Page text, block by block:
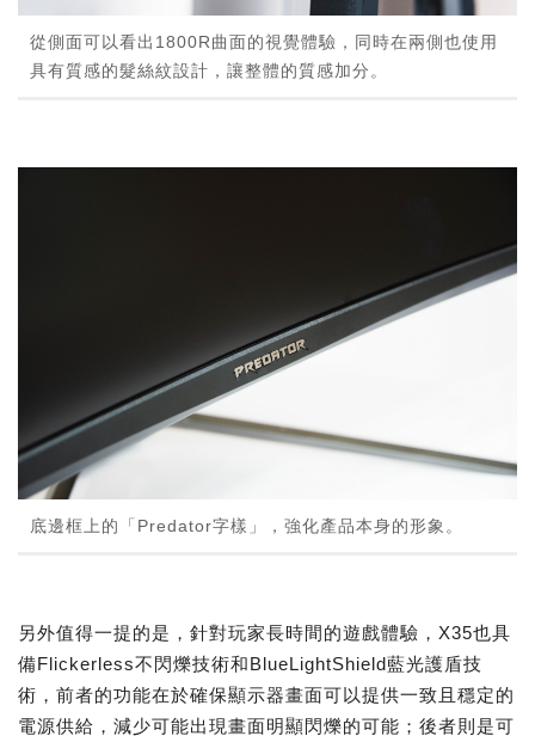
從側面可以看出1800R曲面的視覺體驗，同時在兩側也使用
具有質感的髮絲紋設計，讓整體的質感加分。
底邊框上的「Predator字樣」，強化產品本身的形象。
另外值得一提的是，針對玩家長時間的遊戲體驗，X35也具
備Flickerless不閃爍技術和BlueLightShield藍光護盾技
術，前者的功能在於確保顯示器畫面可以提供一致且穩定的
電源供給，減少可能出現畫面明顯閃爍的可能；後者則是可